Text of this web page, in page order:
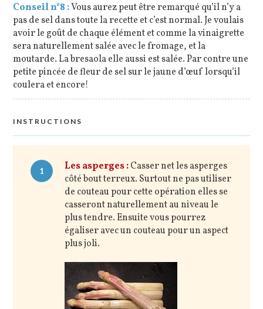
Conseil n°8 :Vous aurez peut être remarqué qu’il n’y a
pas de sel dans toute la recette et c’est normal. Je voulais
avoir le goût de chaque élément et comme la vinaigrette
sera naturellement salée avec le fromage, et la
moutarde. La bresaola elle aussi est salée. Par contre une
petite pincée de fleur de sel sur le jaune d’œuf lorsqu’il
coulera et encore!
INSTRUCTIONS
1 Les asperges :Casser net les asperges
côté bout terreux. Surtout ne pas utiliser
de couteau pour cette opération elles se
casseront naturellement au niveau le
plus tendre. Ensuite vous pourrez
égaliser avec un couteau pour un aspect
plus joli.